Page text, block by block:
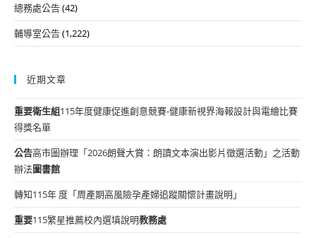
總務處公告(42)
輔導室公告(1,222)
近期文章
重要衛生組115年度健康促進創意競賽-健康新視界海報設計與電繪比賽
得獎名單
公告高市圖辦理「2026朗聲大賞：朗讀文本演出影片徵選活動」之活動
辦法圖書館
轉知115年 度「周產期高風險孕產婦追蹤關懷計畫說明」
重要115繁星推薦校內選填說明教務處